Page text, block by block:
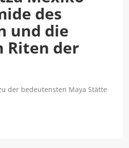
des
und die
Riten der
der bedeutensten Maya Stätte